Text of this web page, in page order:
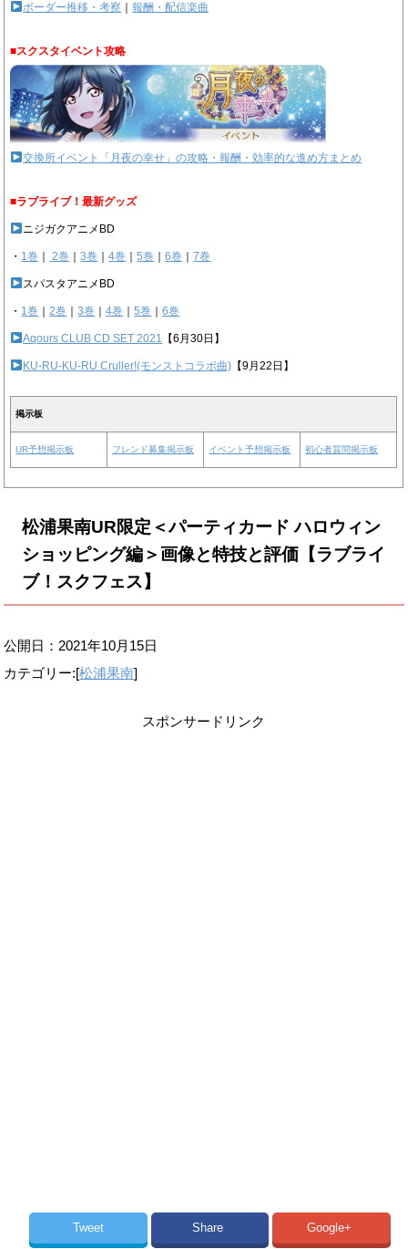
ボーダー推移・考察 ｜報酬・配信楽曲
■スクスタイベント攻略
交換所イベント「月夜の幸せ」の攻略・報酬・効率的な進め方まとめ
■ラブライブ！最新グッズ
ニジガクアニメBD
・ 1巻 2巻 ｜3巻 ｜4巻 ｜5巻 ｜6巻 ｜7巻
スパスタアニメBD
・ 1巻 ｜2巻 ｜3巻 ｜4巻 ｜5巻 ｜6巻
Aqours CLUB CD SET 2021 【6月30日】
KU-RU-KU-RU Cruller!(モンストコラボ曲) 【9月22日】
掲示板
UR予想掲示板 フレンド募集掲示板 イベント予想掲示板 初心者質問掲示板
松浦果南UR限定＜パーティカード ハロウィン
ショッピング編＞画像と特技と評価【ラブライ
ブ！スクフェス】
公開日： 2021年10月15日
カテゴリー:[松浦果南]
スポンサードリンク
Tweet Share Google+